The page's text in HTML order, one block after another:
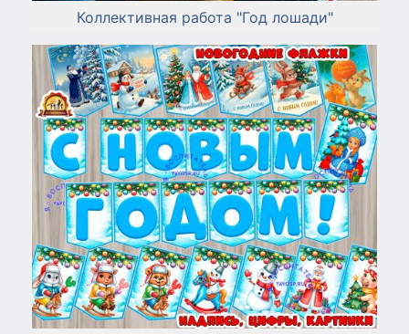
Коллективная работа "Год лошади"